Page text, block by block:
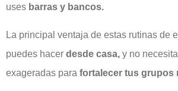
uses barras y bancos.
La principal ventaja de estas rutinas de
puedes hacer desde casa, y no
exageradas para fortalecer tus grupos